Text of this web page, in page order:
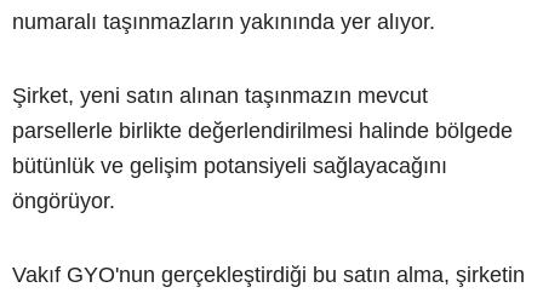
numaralı taşınmazların yakınında yer alıyor.
Şirket, yeni satın alınan taşınmazın mevcut
parsellerle birlikte değerlendirilmesi halinde bölgede
bütünlük ve gelişim potansiyeli sağlayacağını
öngörüyor.
Vakıf GYO'nun gerçekleştirdiği bu satın alma, şirketin